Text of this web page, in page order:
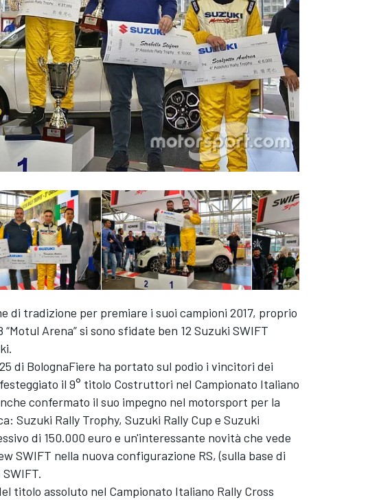
di tradizione per premiare i suoi campioni 2017, proprio
Arena” si sono sfidate ben 12 Suzuki SWIFT
di BolognaFiere ha portato sul podio i vincitori dei
il 9° titolo Costruttori nel Campionato Italiano
confermato il suo impegno nel motorsport per la
Suzuki Rally Trophy, Suzuki Rally Cup e Suzuki
di 150.000 euro e un'interessante novità che vede
SWIFT nella nuova configurazione RS, (sulla base di
titolo assoluto nel Campionato Italiano Rally Cross